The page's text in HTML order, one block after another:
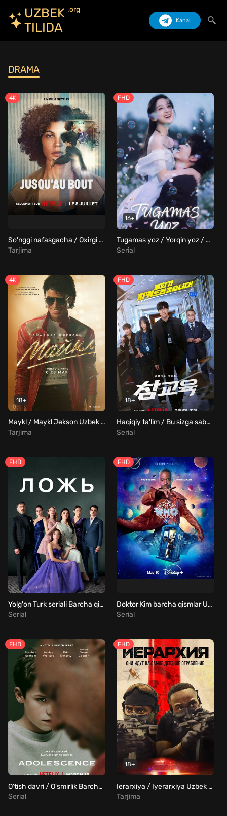
UZBEK
TILIDA
.org
Kanal
DRAMA
4K
So'nggi nafasgacha / Oxirgi nafasgacha / Oxirgi turgacha Uzbek Tilida
Tarjima
FHD
16+
Tugamas yoz / Yorqin yoz / Yonayotgan yoz Barcha qismlar Uzbek Tilida
Serial
4K
18+
Maykl / Maykl Jekson Uzbek Tilida
Tarjima
FHD
18+
Haqiqiy ta'lim / Bu sizga saboq bo'lsin Barcha qismlar Uzbek Tilida
Serial
FHD
Yolg'on Turk seriali Barcha qismlar Uzbek Tilida
Serial
FHD
Doktor Kim barcha qismlar Uzbek tilida
Serial
FHD
O'tish davri / O'smirlik Barcha qismlar Uzbek Tilida
Serial
FHD
18+
Ierarxiya / Iyerarxiya Uzbek Tilida
Tarjima